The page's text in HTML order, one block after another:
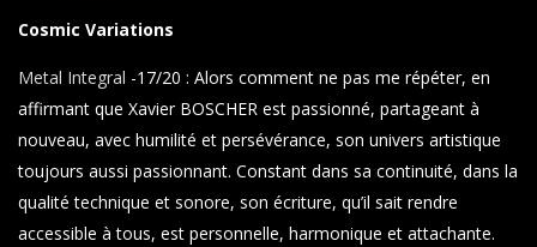
Cosmic Variations
Metal Integral -17/20 : Alors comment ne pas me répéter, en
affirmant que Xavier BOSCHER est passionné, partageant à
nouveau, avec humilité et persévérance, son univers artistique
toujours aussi passionnant. Constant dans sa continuité, dans la
qualité technique et sonore, son écriture, qu’il sait rendre
accessible à tous, est personnelle, harmonique et attachante.